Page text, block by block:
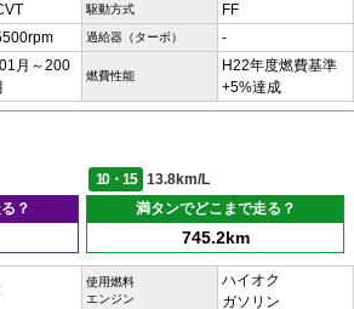
駆動方式 FF
過給器（ターボ） -
月～200
燃費性能
H22年度燃費基準
+5%達成
10・15
13.8km/L
？
満タンでどこまで走る？
745.2km
使用燃料
エンジン
ハイオク
ガソリン